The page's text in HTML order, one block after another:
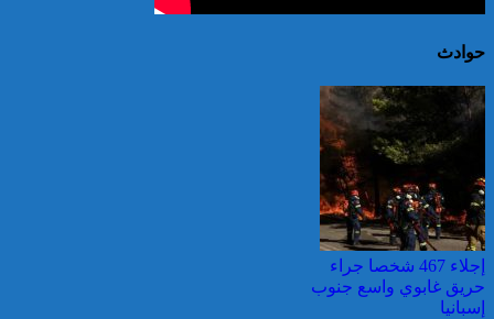
حوادث
إجلاء 467 شخصا جراء
حريق غابوي واسع جنوب
إسبانيا